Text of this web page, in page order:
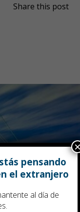
Share this post
pensando
el extranjero
al día de